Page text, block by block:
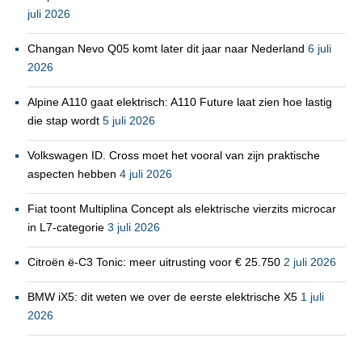
juli 2026
Changan Nevo Q05 komt later dit jaar naar Nederland 6 juli
2026
Alpine A110 gaat elektrisch: A110 Future laat zien hoe lastig
die stap wordt 5 juli 2026
Volkswagen ID. Cross moet het vooral van zijn praktische
aspecten hebben 4 juli 2026
Fiat toont Multiplina Concept als elektrische vierzits microcar
in L7-categorie 3 juli 2026
Citroën ë-C3 Tonic: meer uitrusting voor € 25.750 2 juli 2026
BMW iX5: dit weten we over de eerste elektrische X5 1 juli
2026